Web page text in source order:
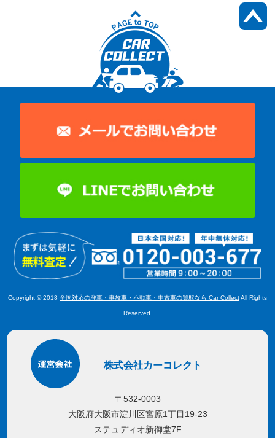
Copyright © 2018 全国対応の廃車・事故車・不動車・中古車の買取なら Car CollectAll Rights
Reserved.
株式会社カーコレクト
〒532-0003
大阪府大阪市淀川区宮原1丁目19-23
ステュディオ新御堂7F